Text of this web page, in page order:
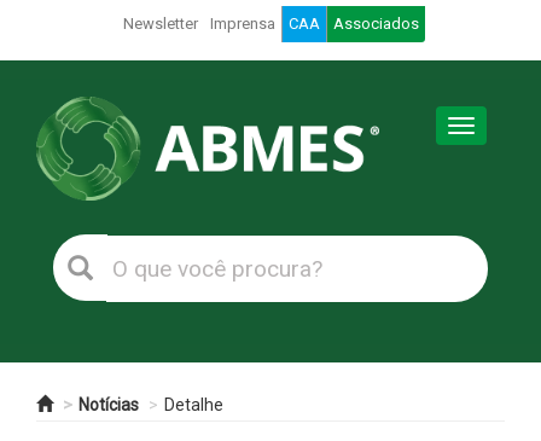
Newsletter Imprensa CAA Associados
Toggle
Notícias Detalhe